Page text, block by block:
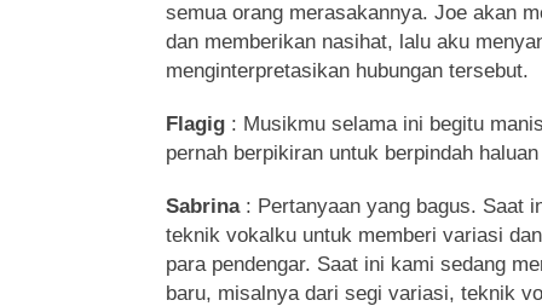
semua orang merasakannya. Joe akan
dan memberikan nasihat, lalu aku
menginterpretasikan hubungan tersebut.
Flagig : Musikmu selama ini begitu
pernah berpikiran untuk berpindah
Sabrina : Pertanyaan yang bagus. Saat
teknik vokalku untuk memberi variasi
para pendengar. Saat ini kami sedang
baru, misalnya dari segi variasi, teknik